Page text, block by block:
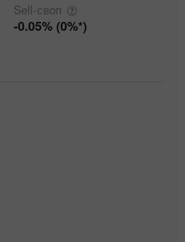
Sell-своп
-0.05% (0%*)